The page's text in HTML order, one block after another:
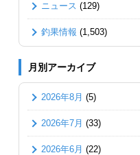
ニュース (129)
釣果情報 (1,503)
月別アーカイブ
2026年8月 (5)
2026年7月 (33)
2026年6月 (22)